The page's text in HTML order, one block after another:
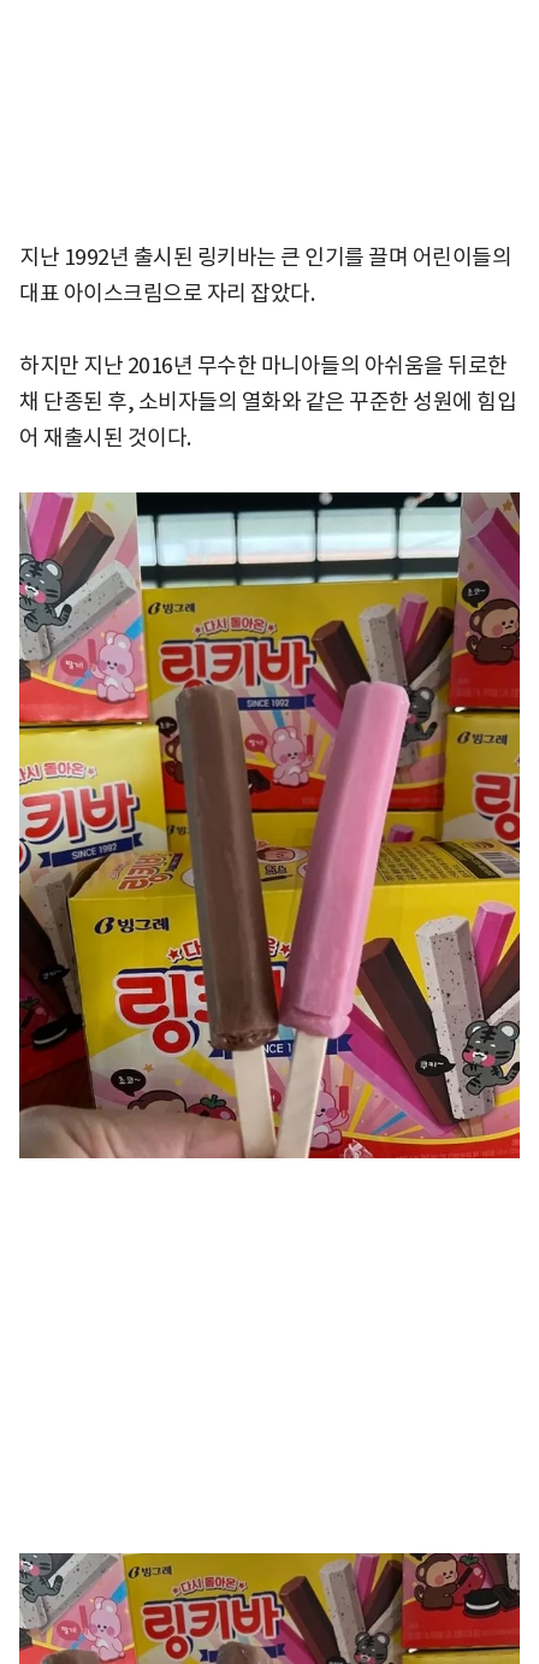
지난 1992년 출시된 링키바는 큰 인기를 끌며 어린이들의
대표 아이스크림으로 자리 잡았다.
하지만 지난 2016년 무수한 마니아들의 아쉬움을 뒤로한
채 단종된 후, 소비자들의 열화와 같은 꾸준한 성원에 힘입
어 재출시된 것이다.